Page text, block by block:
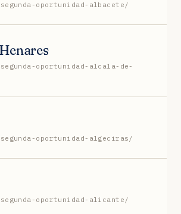
oportunidad-albacete/
oportunidad-alcala-de-
oportunidad-algeciras/
oportunidad-alicante/